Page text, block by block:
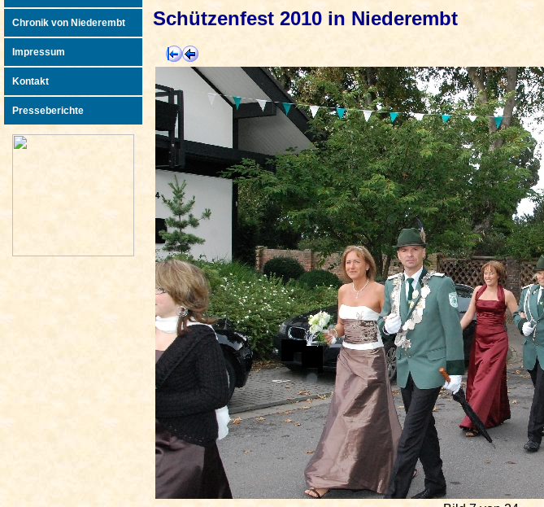
Schützenfest 2010 in Niederembt
Chronik von Niederembt
Impressum
Kontakt
Presseberichte